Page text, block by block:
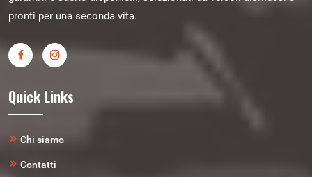
pronti per una seconda vita.
Quick Links
Chi siamo
Contatti